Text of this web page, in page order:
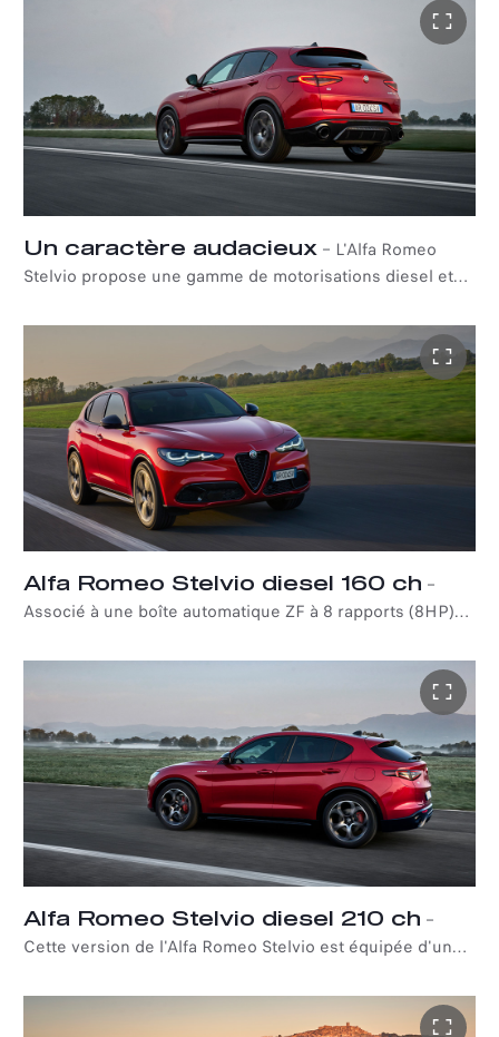
Un caractère audacieux – L'Alfa Romeo
Stelvio propose une gamme de motorisations diesel et
offrent une efficacité maximale en termes de souplesse,
de performances et de confort.
Alfa Romeo Stelvio diesel 160 ch –
Associé à une boîte automatique ZF à 8 rapports (8HP)
équipé d'un moteur turbo diesel 4 cylindres de 2,2 litres,
véhicule passe de 0 à 100 km/h en seulement 8,8
secondes, avec une vitesse de pointe de 198 km/h. Ce
moteur est disponible dans les finitions Sprint et Veloce.
Alfa Romeo Stelvio diesel 210 ch –
Cette version de l'Alfa Romeo Stelvio est équipée d'un
ch, associé à une boîte automatiqueZF à 8 rapports et
produisant un couple maximal de 470 Nm. Le véhicule